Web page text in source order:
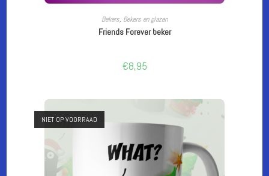
LEES VERDER
Bekers, Bekers en glazen
Friends Forever beker
€8,95
NIET OP VOORRAAD